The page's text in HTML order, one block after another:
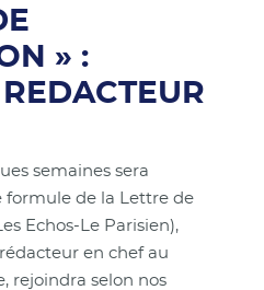
» :
semaines sera
formule de la Lettre de
Echos-Le Parisien),
en chef au
rejoindra selon nos